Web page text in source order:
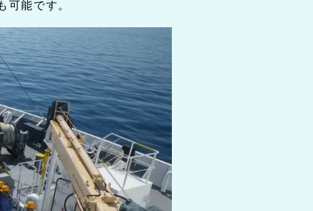
可能です。